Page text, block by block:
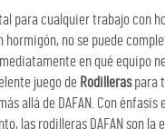
para cualquier trabajo con
hormigón, no se puede
en qué equipo
juego de Rodilleraspara
allá de DAFAN. Con énfasis
las rodilleras DAFAN son la